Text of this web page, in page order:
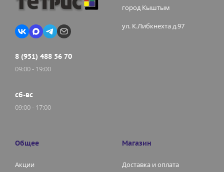
8 (951) 488 56 70
09:00 - 19:00
сб-вс
09:00 - 17:00
город Кыштым
ул. К.Либкнехта д.97
Общее
Акции
Магазин
Доставка и оплата